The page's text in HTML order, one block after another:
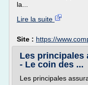
la...
Lire la suite
Site : https://
Les principales
- Le coin des ...
Les principales